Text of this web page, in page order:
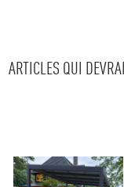
ARTICLES QUI